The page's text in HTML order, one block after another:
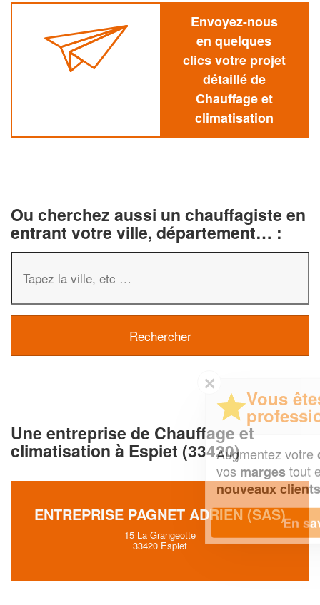
Envoyez-nous
en quelques
clics votre projet
détaillé de
Chauffage et
climatisation
Ou cherchez aussi un chauffagiste en
entrant votre ville, département… :
Une entreprise de Chauffage et
climatisation à Espiet (33420)
ENTREPRISE PAGNET ADRIEN (SAS)
15 La Grangeotte
33420 Espiet
Vous êtes un
professionnel ?
Augmentez votrechiffre d'affaireset
tout en gagnant de
En savoir plus